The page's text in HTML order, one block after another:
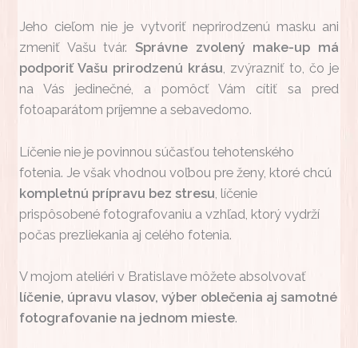
Jeho cieľom nie je vytvoriť neprirodzenú masku ani
zmeniť Vašu tvár. Správne zvolený make-up má
podporiť Vašu prirodzenú krásu, zvýrazniť to, čo je
na Vás jedinečné, a pomôcť Vám cítiť sa pred
fotoaparátom príjemne a sebavedomo.
Líčenie nie je povinnou súčasťou tehotenského
fotenia. Je však vhodnou voľbou pre ženy, ktoré chcú
kompletnú prípravu bez stresu , líčenie
prispôsobené fotografovaniu a vzhľad, ktorý vydrží
počas prezliekania aj celého fotenia.
V mojom ateliéri v Bratislave môžete absolvovať
líčenie, úpravu vlasov, výber oblečenia aj samotné
fotografovanie na jednom mieste.